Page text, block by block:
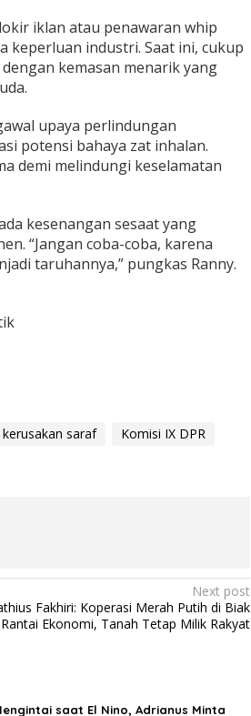
iklan atau penawaran whip
keperluan industri. Saat ini, cukup
kemasan menarik yang
upaya perlindungan
potensi bahaya zat inhalan.
demi melindungi keselamatan
kesenangan sesaat yang
“Jangan coba-coba, karena
taruhannya,” pungkas Ranny.
kerusakan saraf
Komisi IX DPR
Next post
Fakhiri: Koperasi Merah Putih di Biak
Rantai Ekonomi, Tanah Tetap Milik Rakyat
saat El Nino, Adrianus Minta